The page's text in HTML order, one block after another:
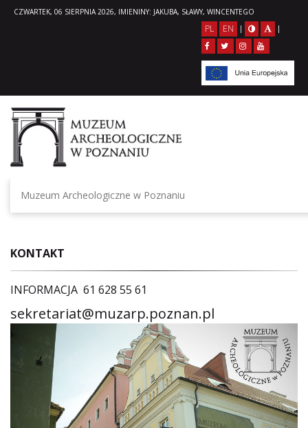
CZWARTEK, 06 SIERPNIA 2026, IMIENINY: JAKUBA, SŁAWY, WINCENTEGO
PL EN | |
Muzeum Archeologiczne w Poznaniu
KONTAKT
INFORMACJA 61 628 55 61
sekretariat@muzarp.poznan.pl